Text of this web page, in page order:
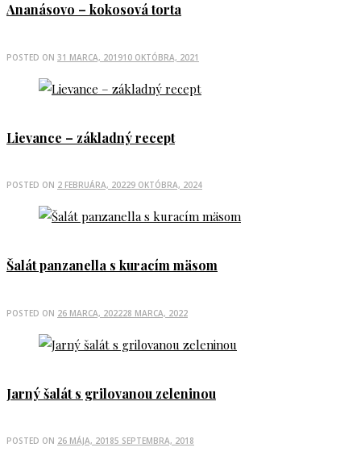
Ananásovo – kokosová torta
POSTED ON 31 MARCA, 201910 OKTÓBRA, 2021
Lievance – základný recept
POSTED ON 2 FEBRUÁRA, 20229 OKTÓBRA, 2024
Šalát panzanella s kuracím mäsom
POSTED ON 26 MARCA, 202228 MARCA, 2022
Jarný šalát s grilovanou zeleninou
POSTED ON 26 MÁJA, 20185 SEPTEMBRA, 2018